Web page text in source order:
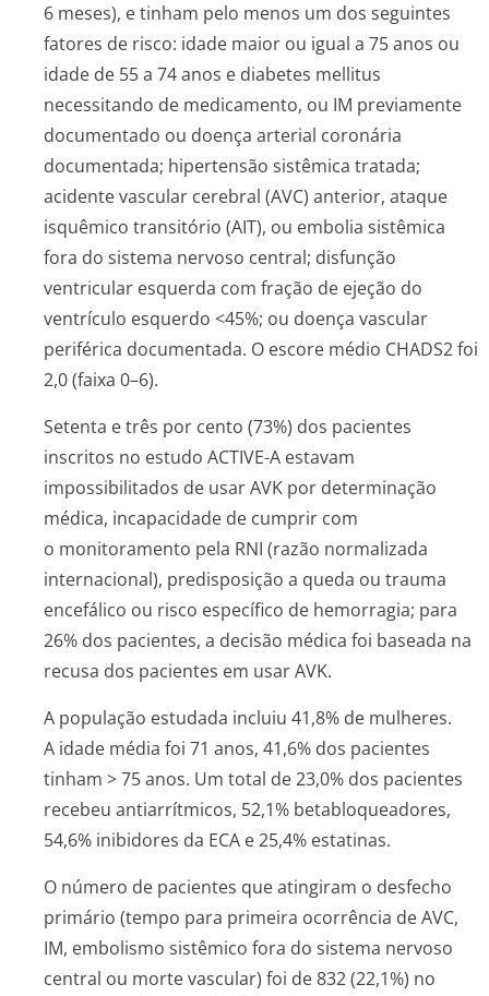
6 meses), e tinham pelo menos um dos seguintes
fatores de risco: idade maior ou igual a 75 anos ou
idade de 55 a 74 anos e diabetes mellitus
necessitando de medicamento, ou IM previamente
documentado ou doença arterial coronária
documentada; hipertensão sistêmica tratada;
acidente vascular cerebral (AVC) anterior, ataque
isquêmico transitório (AIT), ou embolia sistêmica
fora do sistema nervoso central; disfunção
ventricular esquerda com fração de ejeção do
ventrículo esquerdo <45%; ou doença vascular
periférica documentada. O escore médio CHADS2 foi
2,0 (faixa 0–6).
Setenta e três por cento (73%) dos pacientes
inscritos no estudo ACTIVE-A estavam
impossibilitados de usar AVK por determinação
médica, incapacidade de cumprir com
o monitoramento pela RNI (razão normalizada
internacional), predisposição a queda ou trauma
encefálico ou risco específico de hemorragia; para
26% dos pacientes, a decisão médica foi baseada na
recusa dos pacientes em usar AVK.
A população estudada incluiu 41,8% de mulheres.
A idade média foi 71 anos, 41,6% dos pacientes
tinham > 75 anos. Um total de 23,0% dos pacientes
recebeu antiarrítmicos, 52,1% betabloqueadores,
54,6% inibidores da ECA e 25,4% estatinas.
O número de pacientes que atingiram o desfecho
primário (tempo para primeira ocorrência de AVC,
IM, embolismo sistêmico fora do sistema nervoso
central ou morte vascular) foi de 832 (22,1%) no